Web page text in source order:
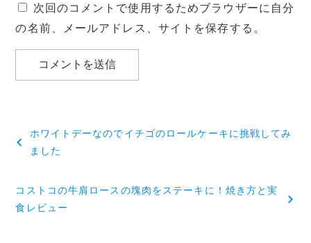
次回のコメントで使用するためブラウザーに自分
の名前、メールアドレス、サイトを保存する。
稿
ビ
ホワイトデーなのでイチゴのロールケーキに挑戦してみ
ました
コストコの牛肩ロースの塊肉をステーキに！焼き方と実
食レビュー